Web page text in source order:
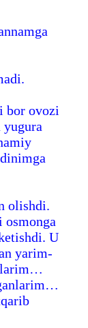
bor ovozi
yugura
olishdi.
U
yarim-